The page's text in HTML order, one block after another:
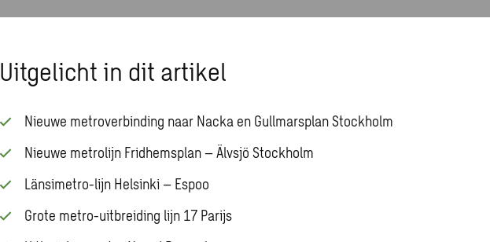
Uitgelicht in dit artikel
Nieuwe metroverbinding naar Nacka en Gullmarsplan Stockholm
Nieuwe metrolijn Fridhemsplan – Älvsjö Stockholm
Länsimetro-lijn Helsinki – Espoo
Grote metro-uitbreiding lijn 17 Parijs